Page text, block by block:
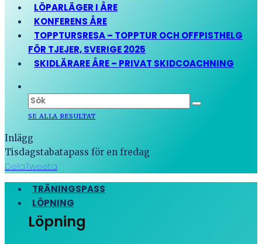
LÖPARLÄGER I ÅRE
KONFERENS ÅRE
TOPPTURSRESA – TOPPTUR OCH OFFPISTHELG
FÖR TJEJER, SVERIGE 2025
SKIDLÄRARE ÅRE – PRIVAT SKIDCOACHNING
SE ALLA RESULTAT
Inlägg
Tisdagstabatapass för en fredag
DelaTweeta
TRÄNINGSPASS
LÖPNING
Löpning